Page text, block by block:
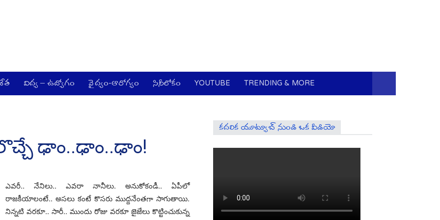
విద్య – ఉద్యోగం వైద్యం-ఆరోగ్యం సినీలోకం YOUTUBE TRENDING & MORE
ఢాం..ఢాం..ఢాం!
ఎవరీ.. నేనిలు.. ఎవ‌రా నానీలు. అనుకోకండీ.. ఏపీలో
రాజ‌కీయాలంటే.. అస‌లు కంటే కొస‌రు ముద్ద‌నేంత‌గా సాగుతాయి.
నిన్న‌టి వ‌ర‌కూ.. సారీ.. ముందు రోజు వ‌ర‌కూ జైజేలు కొట్టించుకున్న
కదలిక యూట్యూబ్ నుండి ఒక వీడియో